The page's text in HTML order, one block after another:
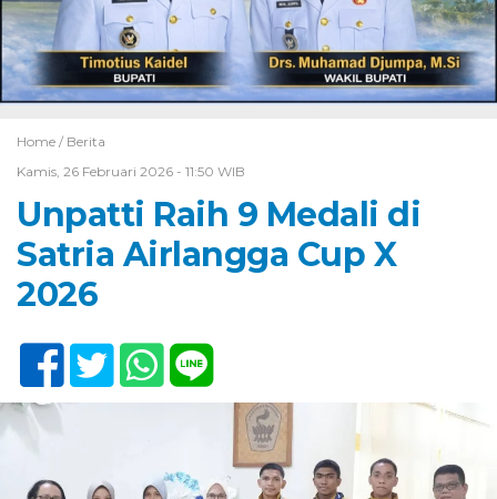
Home / Berita
Kamis, 26 Februari 2026 - 11:50 WIB
Unpatti Raih 9 Medali di
Satria Airlangga Cup X
2026